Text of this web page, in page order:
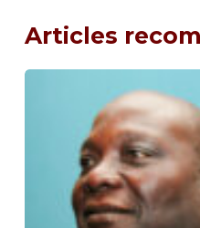
Articles